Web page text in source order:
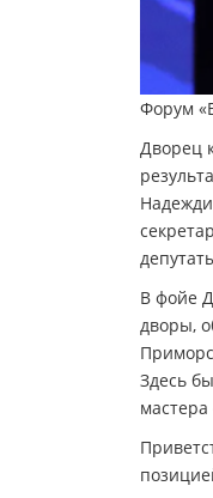
Форум
Дворец
В фойе
дворы,
Здесь